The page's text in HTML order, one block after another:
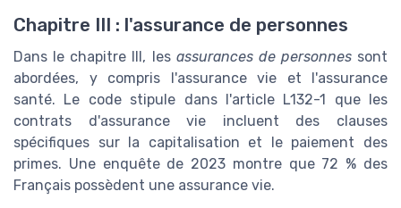
Chapitre III : l'assurance de personnes
Dans le chapitre III, les assurances de personnessont
abordées, y compris l'assurance vie et l'assurance
santé. Le code stipule dans l'article L132-1 que les
contrats d'assurance vie incluent des clauses
spécifiques sur la capitalisation et le paiement des
primes. Une enquête de 2023 montre que 72 % des
Français possèdent une assurance vie.